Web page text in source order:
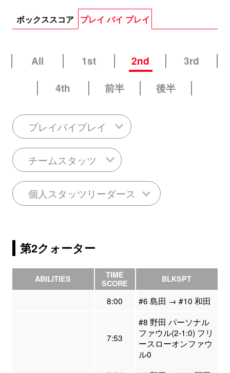
ボックススコア プレイ バイ プレイ
All 1st 2nd
3rd
4th
前半 後半
プレイバイプレイ
チームスタッツ
個人スタッツリーダース
第2クォーター
ABILITIES
TIME
SCORE
BLKSPT
8:00 #6 島田 → #10 和田
7:53
#8 野田 パーソナル
ファウル(2-1:0) フリ
ースローオンファウ
ル0